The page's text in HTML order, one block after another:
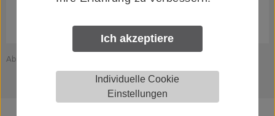
Ich akzeptiere
Individuelle Cookie
Einstellungen
Abbildung zeigt HELM 034013